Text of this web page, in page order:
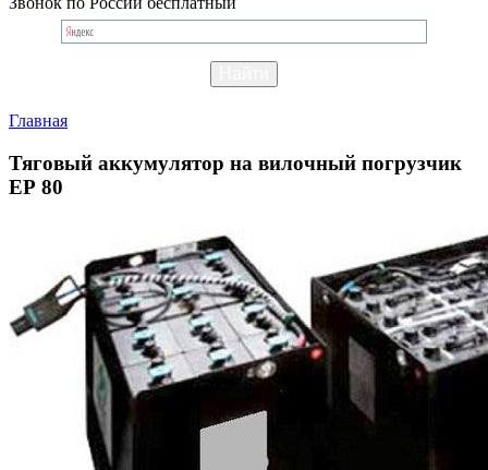
Главная
Тяговый аккумулятор на вилочный погрузчик
EР 80